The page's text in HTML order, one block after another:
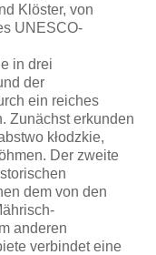
Klöster, von
UNESCO-
in drei
der
ein reiches
Zunächst erkunden
kłodzkie,
Der zweite
dem von den
anderen
verbindet eine